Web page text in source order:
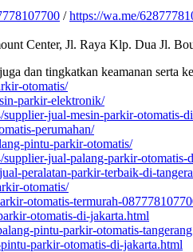
/https://wa.me/
Center, Jl. Raya Klp. Dua Jl.
dan tingkatkan keamanan serta
otomatis/
parkir-elektronik/
jual-mesin-parkir-otomatis-
perumahan/
pintu-parkir-otomatis/
jual-palang-parkir-otomatis-
peralatan-parkir-terbaik-di-
otomatis/
otomatis-termurah-
otomatis-di-jakarta.html
pintu-parkir-otomatis-
parkir-otomatis-di-jakarta.html